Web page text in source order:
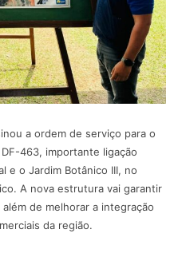
a ordem de serviço para o
463, importante ligação
e o Jardim Botânico III, no
A nova estrutura vai garantir
de melhorar a integração
da região.